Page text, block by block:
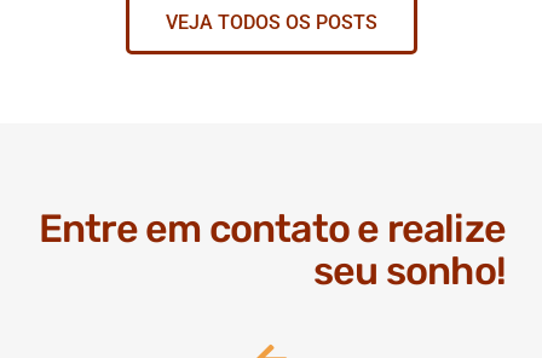
VEJA TODOS OS POSTS
Entre em contato e realize
seu sonho!